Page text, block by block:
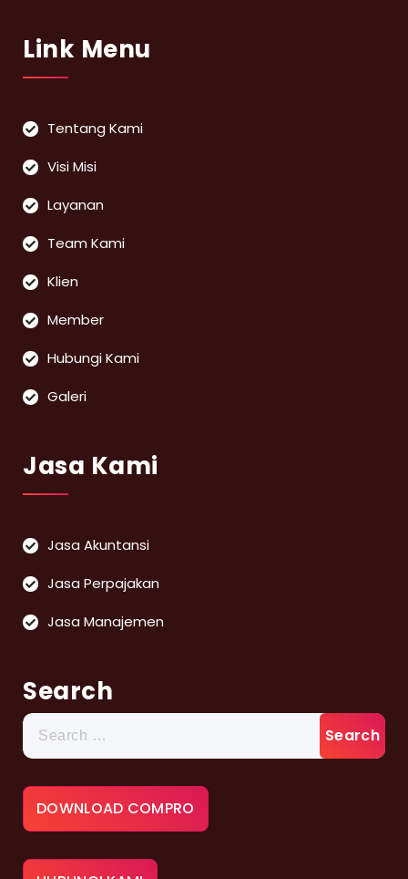
Link Menu
Tentang Kami
Visi Misi
Layanan
Team Kami
Klien
Member
Hubungi Kami
Galeri
Jasa Kami
Jasa Akuntansi
Jasa Perpajakan
Jasa Manajemen
Search
Search
for:
DOWNLOAD COMPRO